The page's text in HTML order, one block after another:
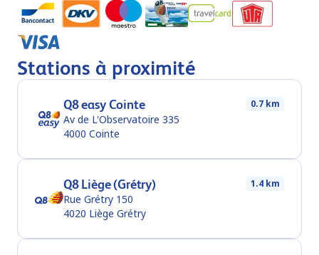
Stations à proximité
Q8 easy Cointe 0.7 km
Av de L'Observatoire 335
4000 Cointe
Q8 Liège (Grétry) 1.4 km
Rue Grétry 150
4020 Liège Grétry